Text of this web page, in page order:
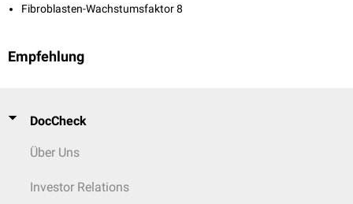
Fibroblasten-Wachstumsfaktor 8
Empfehlung
DocCheck
Über Uns
Investor Relations